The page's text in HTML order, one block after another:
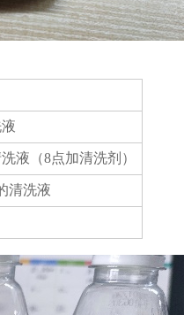
液（8点加清洗剂）
清洗液